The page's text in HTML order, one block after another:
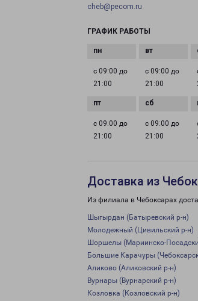
cheb@pecom.ru
ГРАФИК РАБОТЫ
с 09:00 до
21:00
с 09:00 до
21:00
с 09:00 до
21:00
с 09:00 до
21:00
Доставка из
Из филиала в Чебоксарах
Шыгырдан (Батыревский р-н)
Молодежный (Цивильский р-н)
Шоршелы (Мариинско-
Большие Карачуры
Аликово (Аликовский р-н)
Вурнары (Вурнарский р-н)
Козловка (Козловский р-н)